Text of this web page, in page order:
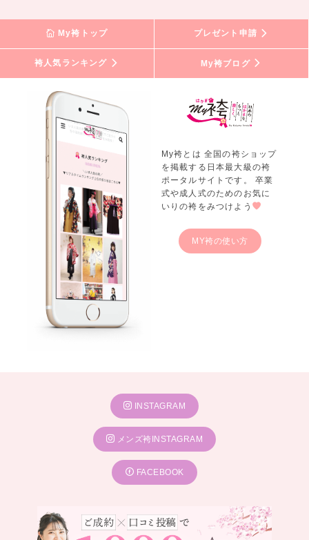
My袴トップ プレゼント申請
袴人気ランキング My袴ブログ
My袴とは 全国の袴ショップ
を掲載する日本最大級の袴
ポータルサイトです。 卒業
式や成人式のためのお気に
いりの袴をみつけよう
MY袴の使い方
INSTAGRAM
メンズ袴INSTAGRAM
FACEBOOK